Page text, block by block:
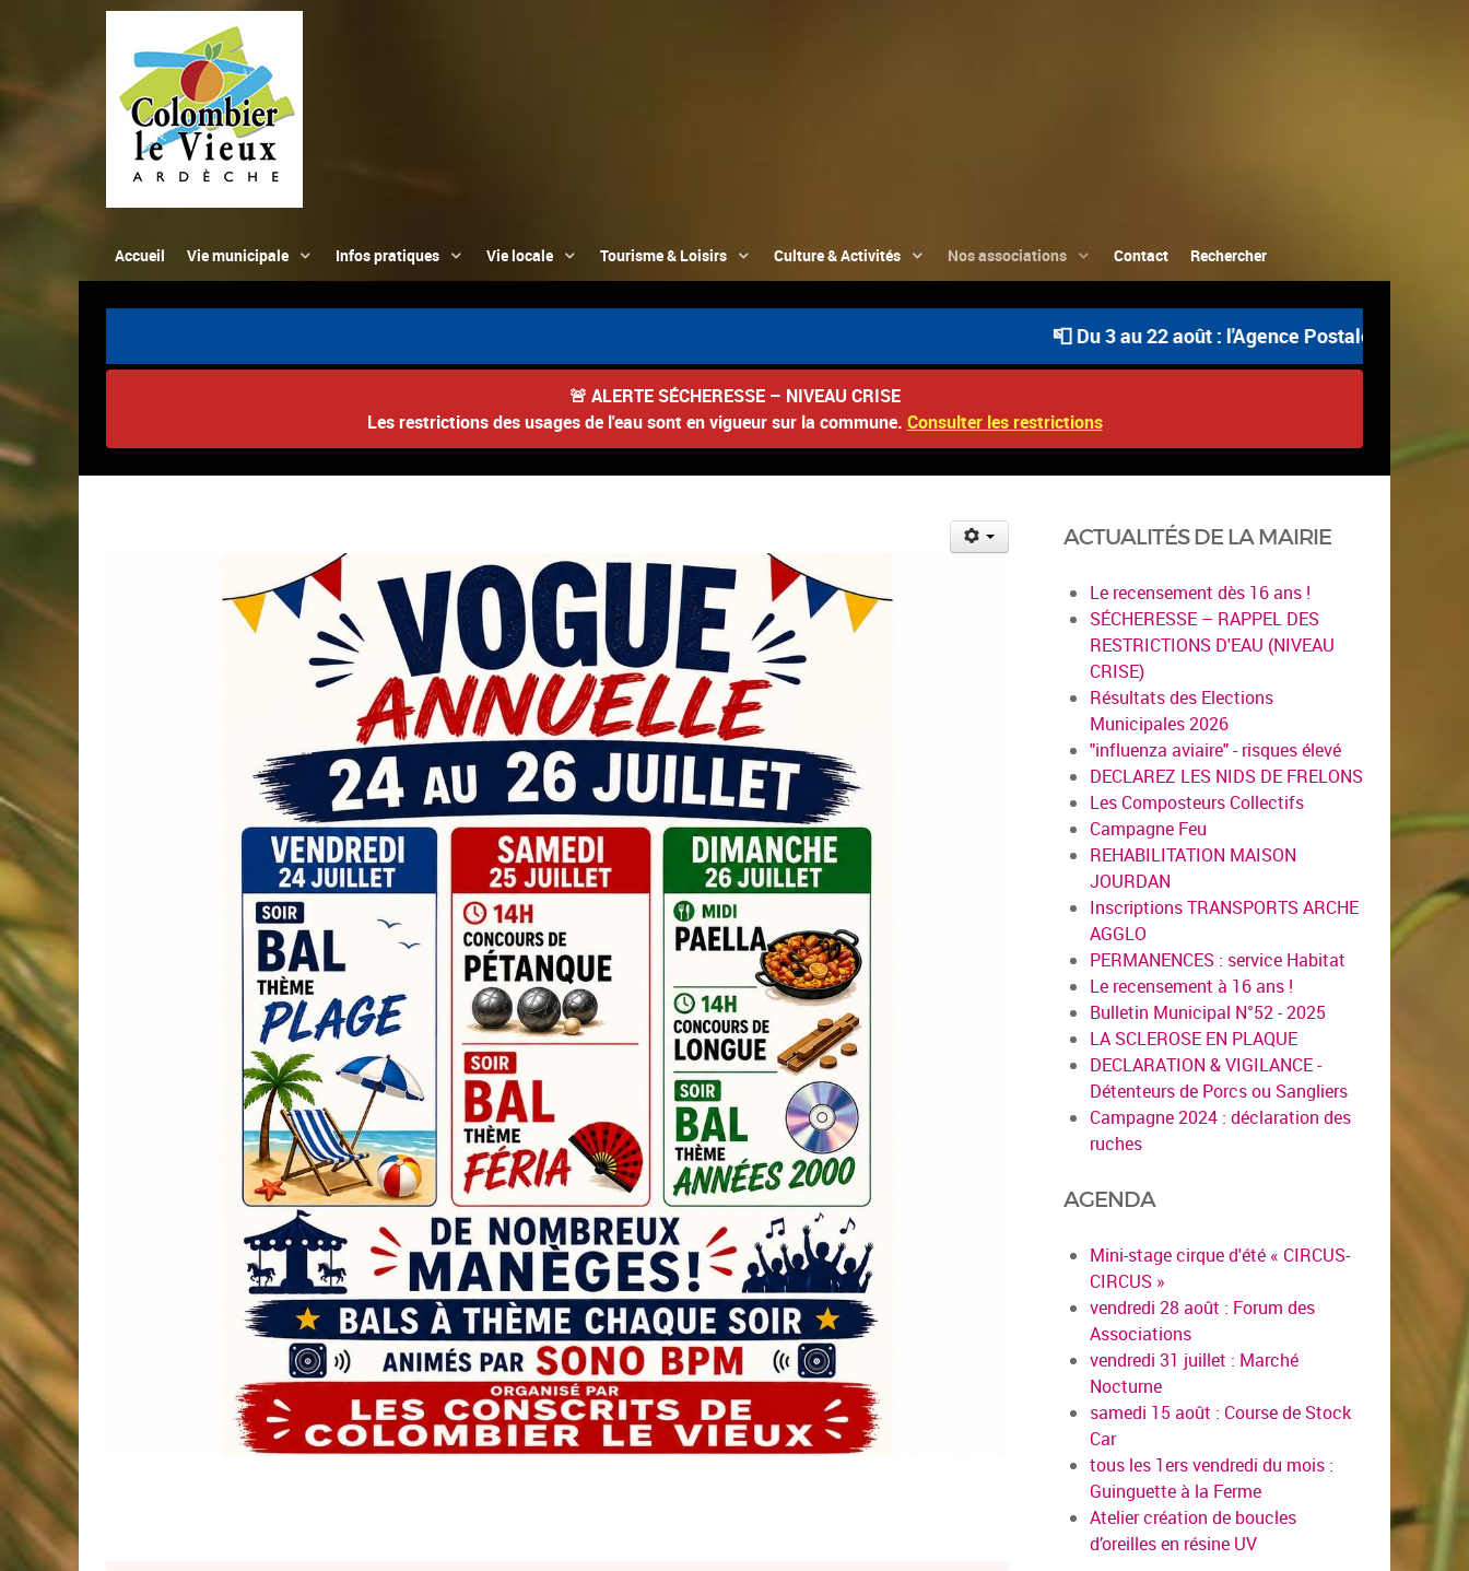
Accueil Vie municipale Infos pratiques Vie locale Tourisme & Loisirs Culture & Activités Nos associations Contact Rechercher
📮 Du 3 au 22 août : l'Agence Postale Communale
🚨 ALERTE SÉCHERESSE – NIVEAU CRISE
Les restrictions des usages de l'eau sont en vigueur sur la commune. Consulter les restrictions
ACTUALITÉS DE LA MAIRIE
Le recensement dès 16 ans !
SÉCHERESSE – RAPPEL DES
RESTRICTIONS D'EAU (NIVEAU
CRISE)
Résultats des Elections
Municipales 2026
"influenza aviaire" - risques élevé
DECLAREZ LES NIDS DE FRELONS
Les Composteurs Collectifs
Campagne Feu
REHABILITATION MAISON
JOURDAN
Inscriptions TRANSPORTS ARCHE
AGGLO
PERMANENCES : service Habitat
Le recensement à 16 ans !
Bulletin Municipal N°52 - 2025
LA SCLEROSE EN PLAQUE
DECLARATION & VIGILANCE -
Détenteurs de Porcs ou Sangliers
Campagne 2024 : déclaration des
ruches
AGENDA
Mini-stage cirque d'été « CIRCUS-
CIRCUS »
vendredi 28 août : Forum des
Associations
vendredi 31 juillet : Marché
Nocturne
samedi 15 août : Course de Stock
Car
tous les 1ers vendredi du mois :
Guinguette à la Ferme
Atelier création de boucles
d’oreilles en résine UV